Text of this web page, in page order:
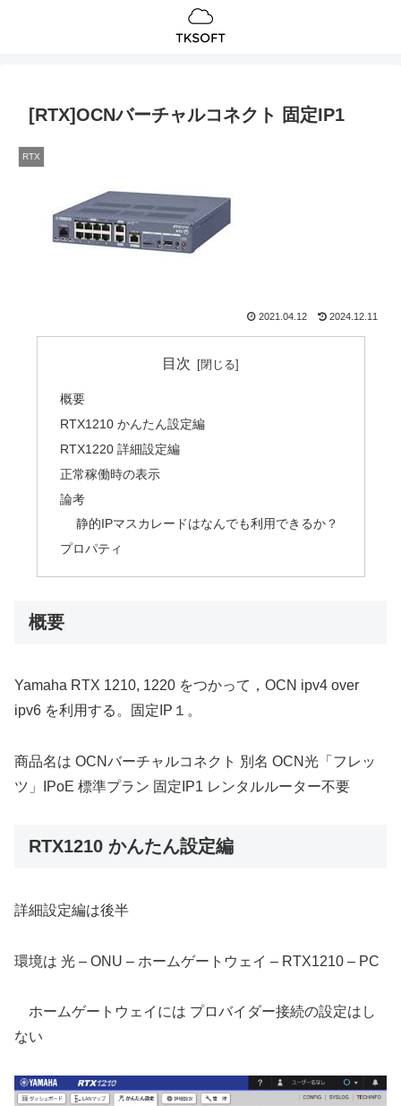
[RTX]OCNバーチャルコネクト 固定IP1
RTX
2021.04.12 2024.12.11
目次
概要
RTX1210 かんたん設定編
RTX1220 詳細設定編
正常稼働時の表示
論考
静的IPマスカレードはなんでも利用できるか？
プロパティ
概要
Yamaha RTX 1210, 1220 をつかって，OCN ipv4 over
ipv6 を利用する。固定IP１。
商品名は OCNバーチャルコネクト 別名 OCN光「フレッ
ツ」IPoE 標準プラン 固定IP1 レンタルルーター不要
RTX1210 かんたん設定編
詳細設定編は後半
環境は 光 – ONU – ホームゲートウェイ – RTX1210 – PC
ホームゲートウェイには プロバイダー接続の設定はし
ない